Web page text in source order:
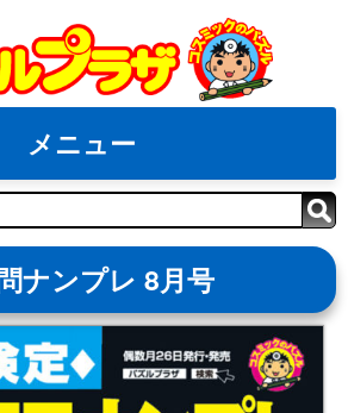
メニュー
ナンプレ 8月号